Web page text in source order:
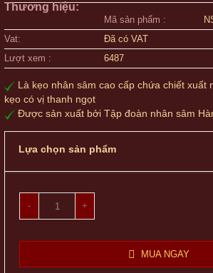
Thương hiệu:
Mã sản phẩm :
Vat:
Đã có VAT
Lượt xem :
6487
Là kẹo nhân sâm cao cấp chứa chiết xuất
kẹo có vị thanh ngọt
Được sản xuất bởi Tập đoàn nhân sâm
Lựa chọn sản phẩm
- +
MUA NGAY